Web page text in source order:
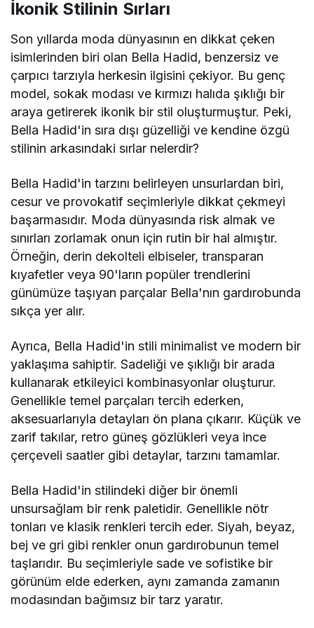
İkonik Stilinin Sırları
Son yıllarda moda dünyasının en dikkat çeken
isimlerinden biri olan Bella Hadid, benzersiz ve
çarpıcı tarzıyla herkesin ilgisini çekiyor. Bu genç
model, sokak modası ve kırmızı halıda şıklığı bir
araya getirerek ikonik bir stil oluşturmuştur. Peki,
Bella Hadid'in sıra dışı güzelliği ve kendine özgü
stilinin arkasındaki sırlar nelerdir?
Bella Hadid'in tarzını belirleyen unsurlardan biri,
cesur ve provokatif seçimleriyle dikkat çekmeyi
başarmasıdır. Moda dünyasında risk almak ve
sınırları zorlamak onun için rutin bir hal almıştır.
Örneğin, derin dekolteli elbiseler, transparan
kıyafetler veya 90'ların popüler trendlerini
günümüze taşıyan parçalar Bella'nın gardırobunda
sıkça yer alır.
Ayrıca, Bella Hadid'in stili minimalist ve modern bir
yaklaşıma sahiptir. Sadeliği ve şıklığı bir arada
kullanarak etkileyici kombinasyonlar oluşturur.
Genellikle temel parçaları tercih ederken,
aksesuarlarıyla detayları ön plana çıkarır. Küçük ve
zarif takılar, retro güneş gözlükleri veya ince
çerçeveli saatler gibi detaylar, tarzını tamamlar.
Bella Hadid'in stilindeki diğer bir önemli
unsursağlam bir renk paletidir. Genellikle nötr
tonları ve klasik renkleri tercih eder. Siyah, beyaz,
bej ve gri gibi renkler onun gardırobunun temel
taşlarıdır. Bu seçimleriyle sade ve sofistike bir
görünüm elde ederken, aynı zamanda zamanın
modasından bağımsız bir tarz yaratır.